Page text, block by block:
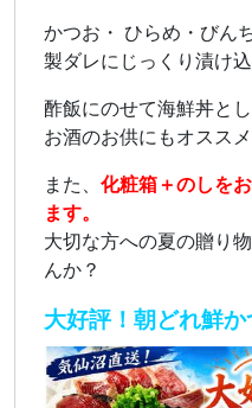
かつお・ ひらめ・びん
製ダレにじっくり漬け
酢飯にのせて海鮮丼と
お酒のお供にもオスス
また、 化粧箱＋のしを
ます。
大切な方への夏の贈り
んか？
大好評！朝どれ鮮